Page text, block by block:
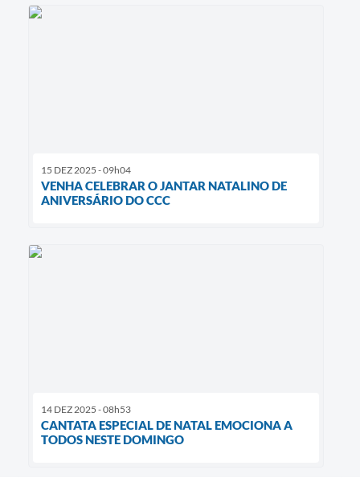
15 DEZ 2025 - 09h04
VENHA CELEBRAR O JANTAR NATALINO DE
ANIVERSÁRIO DO CCC
14 DEZ 2025 - 08h53
CANTATA ESPECIAL DE NATAL EMOCIONA A
TODOS NESTE DOMINGO